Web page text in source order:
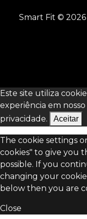
Smart Fit © 2026
Este site utiliza
experiência em
privacidade.
Aceitar
The cookie settings
cookies" to give you
possible. If you
changing your
below then you are
Close